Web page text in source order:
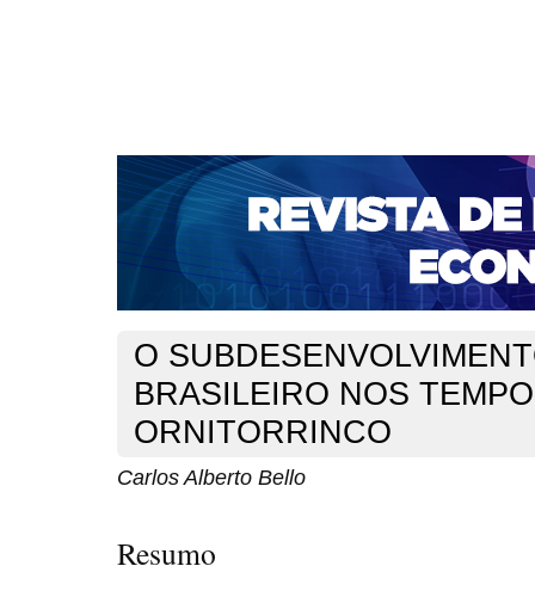
CAPA SOBRE ACESSO CADASTRO
NOTÍCIAS
PORTAL DE REVISTAS DA UNIFACS
BASES DE DADOS E INDEXADORES
Capa v. 8, n. 14 (2006) > Bello
O
BRASILEIRO NOS
ORNITORRINCO
Carlos Alberto Bello
Resumo